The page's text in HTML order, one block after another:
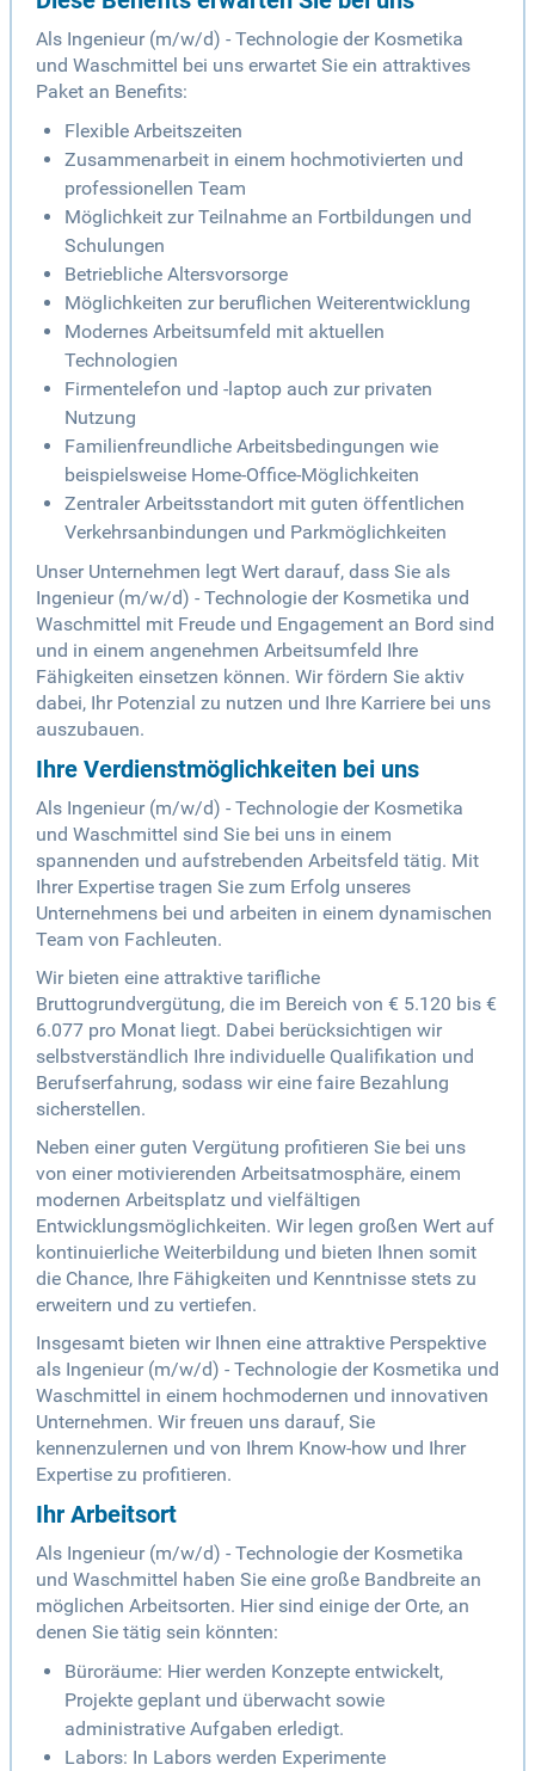
Als Ingenieur (m/w/d) - Technologie der Kosmetika
und Waschmittel bei uns erwartet Sie ein attraktives
Paket an Benefits:
Flexible Arbeitszeiten
Zusammenarbeit in einem hochmotivierten und
professionellen Team
Möglichkeit zur Teilnahme an Fortbildungen und
Schulungen
Betriebliche Altersvorsorge
Möglichkeiten zur beruflichen Weiterentwicklung
Modernes Arbeitsumfeld mit aktuellen
Technologien
Firmentelefon und -laptop auch zur privaten
Nutzung
Familienfreundliche Arbeitsbedingungen wie
beispielsweise Home-Office-Möglichkeiten
Zentraler Arbeitsstandort mit guten öffentlichen
Verkehrsanbindungen und Parkmöglichkeiten
Unser Unternehmen legt Wert darauf, dass Sie als
Ingenieur (m/w/d) - Technologie der Kosmetika und
Waschmittel mit Freude und Engagement an Bord sind
und in einem angenehmen Arbeitsumfeld Ihre
Fähigkeiten einsetzen können. Wir fördern Sie aktiv
dabei, Ihr Potenzial zu nutzen und Ihre Karriere bei uns
auszubauen.
Ihre Verdienstmöglichkeiten bei uns
Als Ingenieur (m/w/d) - Technologie der Kosmetika
und Waschmittel sind Sie bei uns in einem
spannenden und aufstrebenden Arbeitsfeld tätig. Mit
Ihrer Expertise tragen Sie zum Erfolg unseres
Unternehmens bei und arbeiten in einem dynamischen
Team von Fachleuten.
Wir bieten eine attraktive tarifliche
Bruttogrundvergütung, die im Bereich von € 5.120 bis €
6.077 pro Monat liegt. Dabei berücksichtigen wir
selbstverständlich Ihre individuelle Qualifikation und
Berufserfahrung, sodass wir eine faire Bezahlung
sicherstellen.
Neben einer guten Vergütung profitieren Sie bei uns
von einer motivierenden Arbeitsatmosphäre, einem
modernen Arbeitsplatz und vielfältigen
Entwicklungsmöglichkeiten. Wir legen großen Wert auf
kontinuierliche Weiterbildung und bieten Ihnen somit
die Chance, Ihre Fähigkeiten und Kenntnisse stets zu
erweitern und zu vertiefen.
Insgesamt bieten wir Ihnen eine attraktive Perspektive
als Ingenieur (m/w/d) - Technologie der Kosmetika und
Waschmittel in einem hochmodernen und innovativen
Unternehmen. Wir freuen uns darauf, Sie
kennenzulernen und von Ihrem Know-how und Ihrer
Expertise zu profitieren.
Ihr Arbeitsort
Als Ingenieur (m/w/d) - Technologie der Kosmetika
und Waschmittel haben Sie eine große Bandbreite an
möglichen Arbeitsorten. Hier sind einige der Orte, an
denen Sie tätig sein könnten:
Büroräume: Hier werden Konzepte entwickelt,
Projekte geplant und überwacht sowie
administrative Aufgaben erledigt.
Labors: In Labors werden Experimente